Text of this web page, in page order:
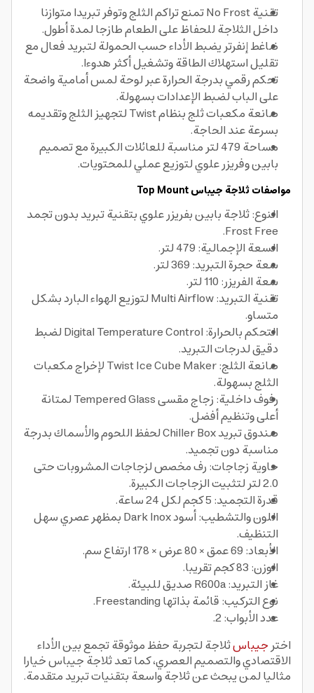
تقنية No Frost تمنع تراكم الثلج وتوفر تبريدا متوازنا
داخل الثلاجة للحفاظ على الطعام طازجا لمدة أطول.
ضاغط إنفرتر يضبط الأداء حسب الحمولة لتبريد فعال مع
تقليل استهلاك الطاقة وتشغيل أكثر هدوءا.
تحكم رقمي بدرجة الحرارة عبر لوحة لمس أمامية واضحة
على الباب لضبط الإعدادات بسهولة.
صانعة مكعبات ثلج بنظام Twist لتجهيز الثلج وتقديمه
بسرعة عند الحاجة.
مساحة 479 لتر مناسبة للعائلات الكبيرة مع تصميم
بابين وفريزر علوي لتوزيع عملي للمحتويات.
مواصفات ثلاجة جيباس Top Mount
النوع: ثلاجة بابين بفريزر علوي بتقنية تبريد بدون تجمد
Frost Free.
السعة الإجمالية: 479 لتر.
سعة حجرة التبريد: 369 لتر.
سعة الفريزر: 110 لتر.
تقنية التبريد: Multi Airflow لتوزيع الهواء البارد بشكل
متساو.
التحكم بالحرارة: Digital Temperature Control لضبط
دقيق لدرجات التبريد.
صانعة الثلج: Twist Ice Cube Maker لإخراج مكعبات
الثلج بسهولة.
رفوف داخلية: زجاج مقسى Tempered Glass لمتانة
أعلى وتنظيم أفضل.
صندوق تبريد Chiller Box لحفظ اللحوم والأسماك بدرجة
مناسبة دون تجميد.
حاوية زجاجات: رف مخصص لزجاجات المشروبات حتى
2.0 لتر لتثبيت الزجاجات الكبيرة.
قدرة التجميد: 5 كجم لكل 24 ساعة.
اللون والتشطيب: أسود Dark Inox بمظهر عصري سهل
التنظيف.
الأبعاد: 69 عمق × 80 عرض × 178 ارتفاع سم.
الوزن: 83 كجم تقريبا.
غاز التبريد: R600a صديق للبيئة.
نوع التركيب: قائمة بذاتها Freestanding.
عدد الأبواب: 2.
اخترجيباسثلاجة لتجربة حفظ موثوقة تجمع بين الأداء
الاقتصادي والتصميم العصري، كما تعد ثلاجة جيباس خيارا
مثاليا لمن يبحث عن ثلاجة واسعة بتقنيات تبريد متقدمة.